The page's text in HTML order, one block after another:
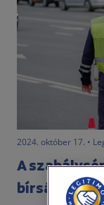
2024. október 17. •
A
bírság és